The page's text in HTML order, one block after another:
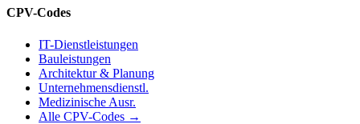
CPV-Codes
IT-Dienstleistungen
Bauleistungen
Architektur & Planung
Unternehmensdienstl.
Medizinische Ausr.
Alle CPV-Codes →